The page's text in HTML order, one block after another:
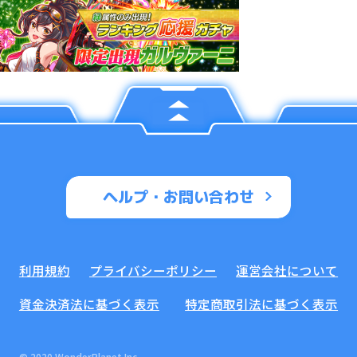
ヘルプ・お問い合わせ
利用規約 プライバシーポリシー
運営会社について
資金決済法に基づく表示
特定商取引法に基づく表示